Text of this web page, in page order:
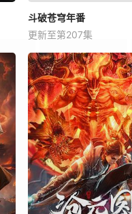
斗破苍穹年番
更新至第207集